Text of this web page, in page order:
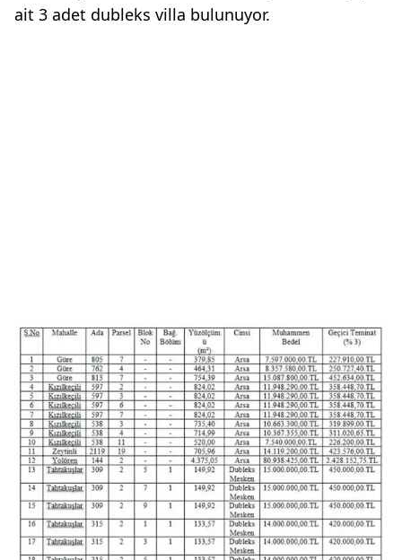
ait 3 adet dubleks villa bulunuyor.